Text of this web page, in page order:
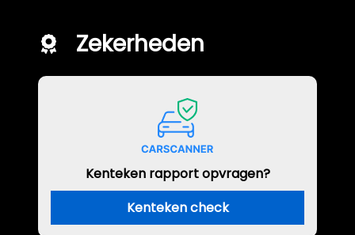
Zekerheden
Kenteken rapport opvragen?
Kenteken check